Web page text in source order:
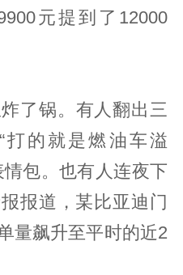
元提到了12000
了锅。有人翻出三
的就是燃油车溢
包。也有人连夜下
报道，某比亚迪门
量飙升至平时的近2